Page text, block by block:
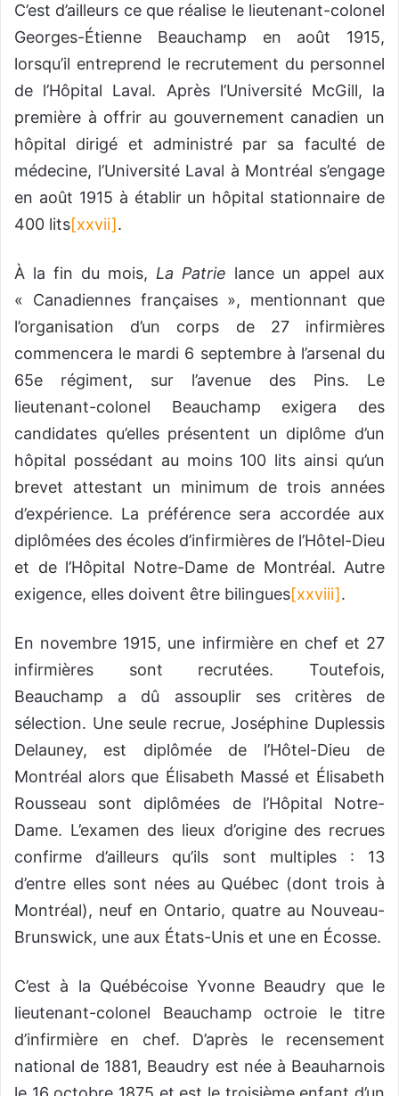
C’est d’ailleurs ce que réalise le lieutenant-colonel
Georges-Étienne Beauchamp en août 1915,
lorsqu’il entreprend le recrutement du personnel
de l’Hôpital Laval. Après l’Université McGill, la
première à offrir au gouvernement canadien un
hôpital dirigé et administré par sa faculté de
médecine, l’Université Laval à Montréal s’engage
en août 1915 à établir un hôpital stationnaire de
400 lits[xxvii].
À la fin du mois, La Patrie lance un appel aux
« Canadiennes françaises », mentionnant que
l’organisation d’un corps de 27 infirmières
commencera le mardi 6 septembre à l’arsenal du
65e régiment, sur l’avenue des Pins. Le
lieutenant-colonel Beauchamp exigera des
candidates qu’elles présentent un diplôme d’un
hôpital possédant au moins 100 lits ainsi qu’un
brevet attestant un minimum de trois années
d’expérience. La préférence sera accordée aux
diplômées des écoles d’infirmières de l’Hôtel-Dieu
et de l’Hôpital Notre-Dame de Montréal. Autre
exigence, elles doivent être bilingues[xxviii].
En novembre 1915, une infirmière en chef et 27
infirmières sont recrutées. Toutefois,
Beauchamp a dû assouplir ses critères de
sélection. Une seule recrue, Joséphine Duplessis
Delauney, est diplômée de l’Hôtel-Dieu de
Montréal alors que Élisabeth Massé et Élisabeth
Rousseau sont diplômées de l’Hôpital Notre-
Dame. L’examen des lieux d’origine des recrues
confirme d’ailleurs qu’ils sont multiples : 13
d’entre elles sont nées au Québec (dont trois à
Montréal), neuf en Ontario, quatre au Nouveau-
Brunswick, une aux États-Unis et une en Écosse.
C’est à la Québécoise Yvonne Beaudry que le
lieutenant-colonel Beauchamp octroie le titre
d’infirmière en chef. D’après le recensement
national de 1881, Beaudry est née à Beauharnois